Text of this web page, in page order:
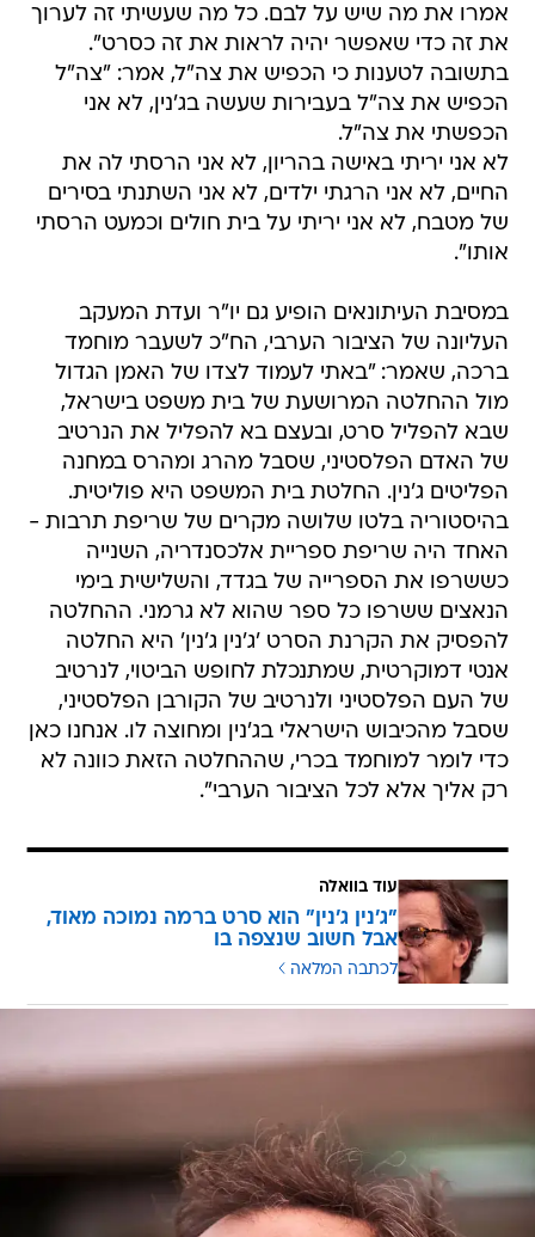
אמרו את מה שיש על לבם. כל מה שעשיתי זה לערוך
את זה כדי שאפשר יהיה לראות את זה כסרט".
בתשובה לטענות כי הכפיש את צה"ל, אמר: "צה"ל
הכפיש את צה"ל בעבירות שעשה בג'נין, לא אני
הכפשתי את צה"ל.
לא אני יריתי באישה בהריון, לא אני הרסתי לה את
החיים, לא אני הרגתי ילדים, לא אני השתנתי בסירים
של מטבח, לא אני יריתי על בית חולים וכמעט הרסתי
אותו".
במסיבת העיתונאים הופיע גם יו"ר ועדת המעקב
העליונה של הציבור הערבי, הח"כ לשעבר מוחמד
ברכה, שאמר: "באתי לעמוד לצדו של האמן הגדול
מול ההחלטה המרושעת של בית משפט בישראל,
שבא להפליל סרט, ובעצם בא להפליל את הנרטיב
של האדם הפלסטיני, שסבל מהרג ומהרס במחנה
הפליטים ג'נין. החלטת בית המשפט היא פוליטית.
בהיסטוריה בלטו שלושה מקרים של שריפת תרבות -
האחד היה שריפת ספריית אלכסנדריה, השנייה
כששרפו את הספרייה של בגדד, והשלישית בימי
הנאצים ששרפו כל ספר שהוא לא גרמני. ההחלטה
להפסיק את הקרנת הסרט 'ג'נין ג'נין' היא החלטה
אנטי דמוקרטית, שמתנכלת לחופש הביטוי, לנרטיב
של העם הפלסטיני ולנרטיב של הקורבן הפלסטיני,
שסבל מהכיבוש הישראלי בג'נין ומחוצה לו. אנחנו כאן
כדי לומר למוחמד בכרי, שההחלטה הזאת כוונה לא
רק אליך אלא לכל הציבור הערבי".
עוד בוואלה
"ג'נין ג'נין" הוא סרט ברמה נמוכה מאוד,
אבל חשוב שנצפה בו
לכתבה המלאה